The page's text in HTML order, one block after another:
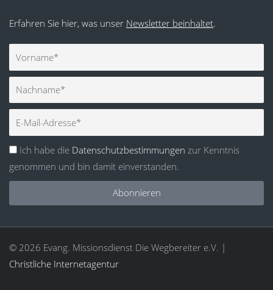
Erfahren Sie hier, was unser Newsletter beinhaltet.
Vorname
Nachname
Mail
Ich habe die Datenschutzbestimmungen zur Kenntnis
genommen und bin damit einverstanden.
Abonnieren
© 2026 Evang. Missionsdienst Die Wegbereiter e.V. |
Christliche Internetagentur